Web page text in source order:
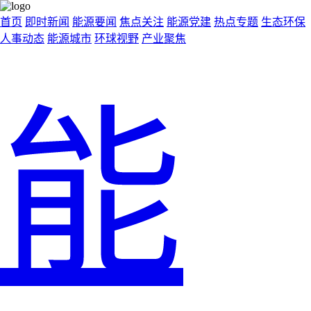
首页 即时新闻 能源要闻 焦点关注 能源党建 热点专题 生态环保
人事动态 能源城市 环球视野 产业聚焦
能